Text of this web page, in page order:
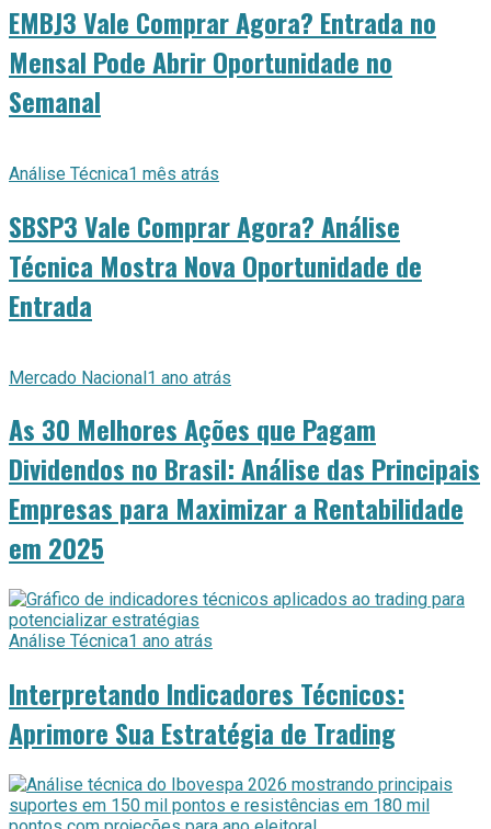
EMBJ3 Vale Comprar Agora? Entrada no
Mensal Pode Abrir Oportunidade no
Semanal
Análise Técnica1 mês atrás
SBSP3 Vale Comprar Agora? Análise
Técnica Mostra Nova Oportunidade de
Entrada
Mercado Nacional1 ano atrás
As 30 Melhores Ações que Pagam
Dividendos no Brasil: Análise das Principais
Empresas para Maximizar a Rentabilidade
em 2025
Análise Técnica1 ano atrás
Interpretando Indicadores Técnicos:
Aprimore Sua Estratégia de Trading